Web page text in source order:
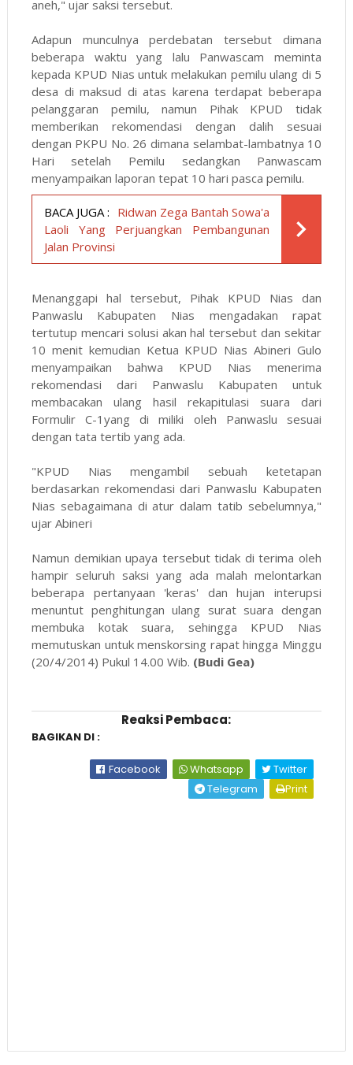
aneh," ujar saksi tersebut.
Adapun munculnya perdebatan tersebut dimana
beberapa waktu yang lalu Panwascam meminta
kepada KPUD Nias untuk melakukan pemilu ulang di 5
desa di maksud di atas karena terdapat beberapa
pelanggaran pemilu, namun Pihak KPUD tidak
memberikan rekomendasi dengan dalih sesuai
dengan PKPU No. 26 dimana selambat-lambatnya 10
Hari setelah Pemilu sedangkan Panwascam
menyampaikan laporan tepat 10 hari pasca pemilu.
BACA JUGA : Ridwan Zega Bantah Sowa'a
Laoli Yang Perjuangkan Pembangunan
Jalan Provinsi
Menanggapi hal tersebut, Pihak KPUD Nias dan
Panwaslu Kabupaten Nias mengadakan rapat
tertutup mencari solusi akan hal tersebut dan sekitar
10 menit kemudian Ketua KPUD Nias Abineri Gulo
menyampaikan bahwa KPUD Nias menerima
rekomendasi dari Panwaslu Kabupaten untuk
membacakan ulang hasil rekapitulasi suara dari
Formulir C-1yang di miliki oleh Panwaslu sesuai
dengan tata tertib yang ada.
"KPUD Nias mengambil sebuah ketetapan
berdasarkan rekomendasi dari Panwaslu Kabupaten
Nias sebagaimana di atur dalam tatib sebelumnya,"
ujar Abineri
Namun demikian upaya tersebut tidak di terima oleh
hampir seluruh saksi yang ada malah melontarkan
beberapa pertanyaan 'keras' dan hujan interupsi
menuntut penghitungan ulang surat suara dengan
membuka kotak suara, sehingga KPUD Nias
memutuskan untuk menskorsing rapat hingga Minggu
(20/4/2014) Pukul 14.00 Wib. (Budi Gea)
Reaksi Pembaca:
BAGIKAN DI :
Facebook Whatsapp
Twitter
Telegram
Print